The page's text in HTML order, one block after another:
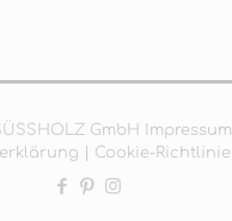
GmbH Impressum
Cookie-Richtlinie